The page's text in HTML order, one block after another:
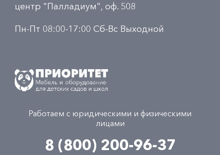
центр "Палладиум", оф. 508
Пн-Пт 08:00-17:00 Сб-Вс Выходной
Работаем с юридическими и физическими
лицами
8 (800) 200-96-37